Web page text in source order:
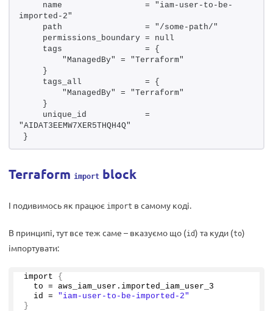
    name                 = "iam-user-to-be-
imported-2"
    path                 = "/some-path/"
    permissions_boundary = null
    tags                 = {
        "ManagedBy" = "Terraform"
    }
    tags_all             = {
        "ManagedBy" = "Terraform"
    }
    unique_id            =
"AIDAT3EEMW7XER5THQH4Q"
}
Terraform import block
І подивимось як працює import в самому коді.
В принципі, тут все теж саме – вказуємо що (id) та куди (to)
імпортувати:
import {
  to = aws_iam_user.
imported_iam_user_3
  id =
"iam-user-to-be-imported-2"
}